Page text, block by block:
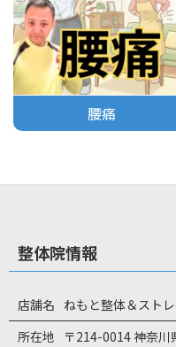
腰痛
整体院情報
店舗名 ねもと整体＆スト
所在地
〒214-0014 神奈川